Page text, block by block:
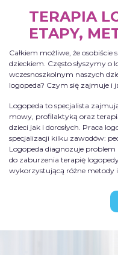
TERAPIA
ETAPY,
Całkiem możliwe, że
dzieckiem. Często słyszymy o
wczesnoszkolnym naszych
logopeda? Czym się zajmuje i
Logopeda to specjalista
mowy, profilaktyką oraz
dzieci jak i dorosłych. Praca
specjalizacji kilku zawodów:
Logopeda diagnozuje
do zaburzenia terapię
wykorzystującą różne metody i